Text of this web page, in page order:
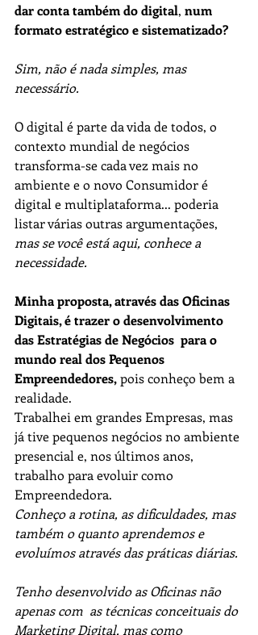
dar conta também do digital, num
formato estratégico e sistematizado?
Sim, não é nada simples, mas
necessário.
O digital é parte da vida de todos, o
contexto mundial de negócios
transforma-se cada vez mais no
ambiente e o novo Consumidor é
digital e multiplataforma... poderia
listar várias outras argumentações,
mas se você está aqui, conhece a
necessidade.
Minha proposta, através das Oficinas
Digitais, é trazer o desenvolvimento
das Estratégias de Negócios  para o
mundo real dos Pequenos
Empreendedores, pois conheço bem a
realidade.
Trabalhei em grandes Empresas, mas
já tive pequenos negócios no ambiente
presencial e, nos últimos anos,
trabalho para evoluir como
Empreendedora.
Conheço a rotina, as dificuldades, mas
também o quanto aprendemos e
evoluímos através das práticas diárias.
Tenho desenvolvido as Oficinas não
apenas com  as técnicas conceituais do
Marketing Digital, mas como